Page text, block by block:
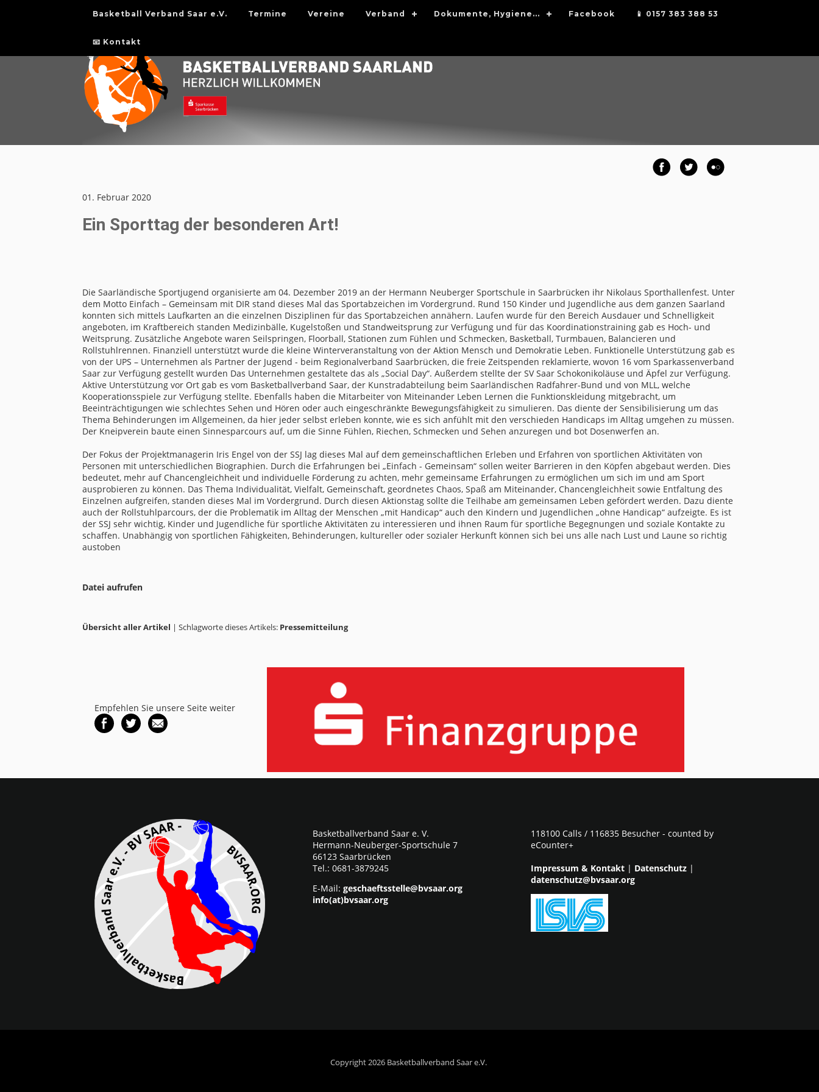
Basketball Verband Saar e.V. Termine Vereine Verband Dokumente, Hygiene... Facebook 📱 0157 383 388 53
📧 Kontakt
01. Februar 2020
Ein Sporttag der besonderen Art!
Die Saarländische Sportjugend organisierte am 04. Dezember 2019 an der Hermann Neuberger Sportschule in Saarbrücken ihr Nikolaus Sporthallenfest. Unter
dem Motto Einfach – Gemeinsam mit DIR stand dieses Mal das Sportabzeichen im Vordergrund. Rund 150 Kinder und Jugendliche aus dem ganzen Saarland
konnten sich mittels Laufkarten an die einzelnen Disziplinen für das Sportabzeichen annähern. Laufen wurde für den Bereich Ausdauer und Schnelligkeit
angeboten, im Kraftbereich standen Medizinbälle, Kugelstoßen und Standweitsprung zur Verfügung und für das Koordinationstraining gab es Hoch- und
Weitsprung. Zusätzliche Angebote waren Seilspringen, Floorball, Stationen zum Fühlen und Schmecken, Basketball, Turmbauen, Balancieren und
Rollstuhlrennen. Finanziell unterstützt wurde die kleine Winterveranstaltung von der Aktion Mensch und Demokratie Leben. Funktionelle Unterstützung gab es
von der UPS – Unternehmen als Partner der Jugend - beim Regionalverband Saarbrücken, die freie Zeitspenden reklamierte, wovon 16 vom Sparkassenverband
Saar zur Verfügung gestellt wurden Das Unternehmen gestaltete das als „Social Day“. Außerdem stellte der SV Saar Schokonikoläuse und Äpfel zur Verfügung.
Aktive Unterstützung vor Ort gab es vom Basketballverband Saar, der Kunstradabteilung beim Saarländischen Radfahrer-Bund und von MLL, welche
Kooperationsspiele zur Verfügung stellte. Ebenfalls haben die Mitarbeiter von Miteinander Leben Lernen die Funktionskleidung mitgebracht, um
Beeinträchtigungen wie schlechtes Sehen und Hören oder auch eingeschränkte Bewegungsfähigkeit zu simulieren. Das diente der Sensibilisierung um das
Thema Behinderungen im Allgemeinen, da hier jeder selbst erleben konnte, wie es sich anfühlt mit den verschieden Handicaps im Alltag umgehen zu müssen.
Der Kneipverein baute einen Sinnesparcours auf, um die Sinne Fühlen, Riechen, Schmecken und Sehen anzuregen und bot Dosenwerfen an.
Der Fokus der Projektmanagerin Iris Engel von der SSJ lag dieses Mal auf dem gemeinschaftlichen Erleben und Erfahren von sportlichen Aktivitäten von
Personen mit unterschiedlichen Biographien. Durch die Erfahrungen bei „Einfach - Gemeinsam“ sollen weiter Barrieren in den Köpfen abgebaut werden. Dies
bedeutet, mehr auf Chancengleichheit und individuelle Förderung zu achten, mehr gemeinsame Erfahrungen zu ermöglichen um sich im und am Sport
ausprobieren zu können. Das Thema Individualität, Vielfalt, Gemeinschaft, geordnetes Chaos, Spaß am Miteinander, Chancengleichheit sowie Entfaltung des
Einzelnen aufgreifen, standen dieses Mal im Vordergrund. Durch diesen Aktionstag sollte die Teilhabe am gemeinsamen Leben gefördert werden. Dazu diente
auch der Rollstuhlparcours, der die Problematik im Alltag der Menschen „mit Handicap“ auch den Kindern und Jugendlichen „ohne Handicap“ aufzeigte. Es ist
der SSJ sehr wichtig, Kinder und Jugendliche für sportliche Aktivitäten zu interessieren und ihnen Raum für sportliche Begegnungen und soziale Kontakte zu
schaffen. Unabhängig von sportlichen Fähigkeiten, Behinderungen, kultureller oder sozialer Herkunft können sich bei uns alle nach Lust und Laune so richtig
austoben
Datei aufrufen
Übersicht aller Artikel | Schlagworte dieses Artikels: Pressemitteilung
Empfehlen Sie unsere Seite weiter
Basketballverband Saar e. V.
Hermann-Neuberger-Sportschule 7
66123 Saarbrücken
Tel.: 0681-3879245
E-Mail: geschaeftsstelle@bvsaar.org
info(at)bvsaar.org
118100 Calls / 116835 Besucher - counted by
eCounter+
Impressum & Kontakt | Datenschutz |
datenschutz@bvsaar.org
Copyright 2026 Basketballverband Saar e.V.